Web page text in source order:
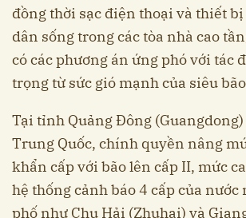
đồng thời sạc điện thoại và thiết
dân sống trong các tòa nhà cao
có các phương án ứng phó với tác
trọng từ sức gió mạnh của siêu
Tại tỉnh Quảng Đông
Trung Quốc, chính quyền nâng
khẩn cấp với bão lên cấp II, mức
hệ thống cảnh báo 4 cấp của nước
phố như Chu Hải (Zhuhai) và